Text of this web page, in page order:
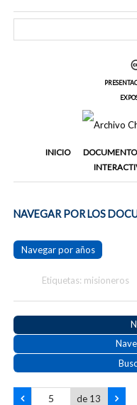
INICIO
NAVEGAR POR LOS
Navegar por años
Etiquetas: misioneros
de 13